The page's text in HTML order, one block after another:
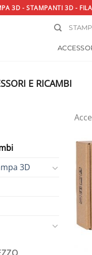
3D - STAMPANTI 3D -
E RICAMBI
3D